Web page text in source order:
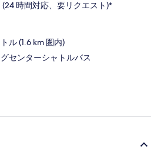
時間対応、要リクエスト)*
ル (1.6 km 圏内)
センターシャトルバス